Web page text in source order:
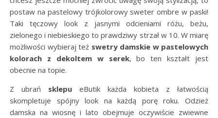
postaw na pastelowy trójkolorowy sweter ombre w paski!
Taki tęczowy look z jasnymi odcieniami różu, beżu,
zielonego i niebieskiego to prawdziwy strzał w 10. W miarę
możliwości wybieraj też swetry damskie w pastelowych
kolorach z dekoltem w serek, bo ten kształt jest
obecnie na topie.
Z ubrań sklepu eButik każda kobieta z łatwością
skompletuje spójny look na każdą porę roku. Odzież
damska na wiosnę i lato obejmuje oczywiście zwiewne